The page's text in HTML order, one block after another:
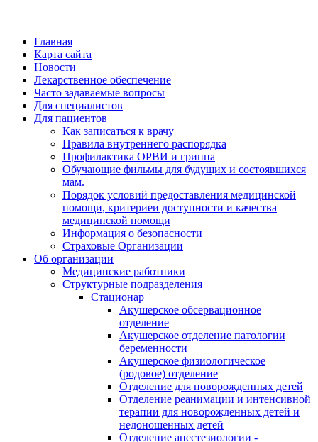
Главная
Карта сайта
Новости
Лекарственное обеспечение
Часто задаваемые вопросы
Для специалистов
Для пациентов
Как записаться к врачу
Правила внутреннего распорядка
Профилактика ОРВИ и гриппа
Обучающие фильмы для будущих и состоявшихся
мам.
Порядок условий предоставления медицинской
помощи, критериеи доступности и качества
медицинской помощи
Информация о безопасности
Страховые Организации
Об организации
Медицинские работники
Структурные подразделения
Стационар
Акушерское обсервационное
отделение
Акушерское отделение патологии
беременности
Акушерское физиологическое
(родовое) отделение
Отделение для новорожденных детей
Отделение реанимации и интенсивной
терапии для новорожденных детей и
недоношенных детей
Отделение анестезиологии -